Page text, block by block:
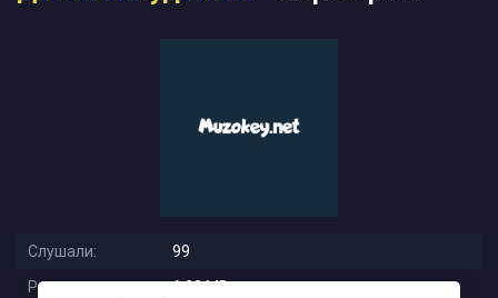
Слушали:
99
Размер:
6.28 MB